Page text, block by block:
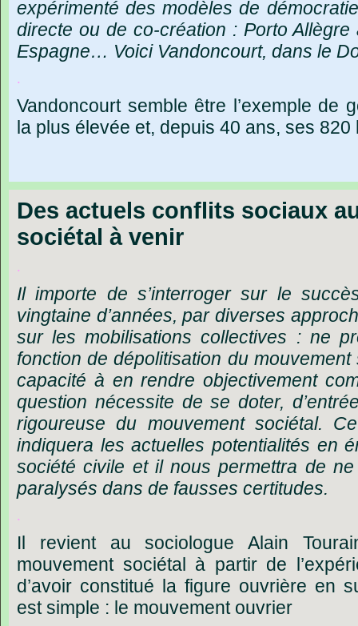
expérimenté des modèles de démocratie
directe ou de co-création : Porto Allègre
Espagne… Voici Vandoncourt, dans le
.
Vandoncourt semble être ’exemple de
la plus élevée et, depuis 40 ans, ses 820
Des actuels conflits sociaux
sociétal à venir
.
Il importe de s’interroger sur le
vingtaine d’années, par diverses
sur les mobilisations collectives : ne
fonction de dépolitisation du mouvement
capacité à en rendre objectivement
question nécessite de se doter,
rigoureuse du mouvement sociétal.
Ce
indiquera les actuelles potentialités en
société civile et il nous permettra de ne
paralysés dans de fausses certitudes.
.
Il revient au sociologue Alain
mouvement sociétal à partir de
d’avoir constitué la figure ouvrière en
est simple : le mouvement ouvrier